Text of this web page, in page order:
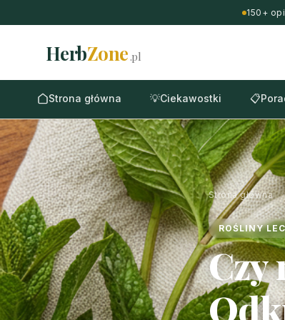
150+
HerbZone.pl
Strona główna 💡Ciekawostki 📋
Strona główna ›
ROŚLINY
Czy